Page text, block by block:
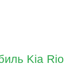
Kia Rio